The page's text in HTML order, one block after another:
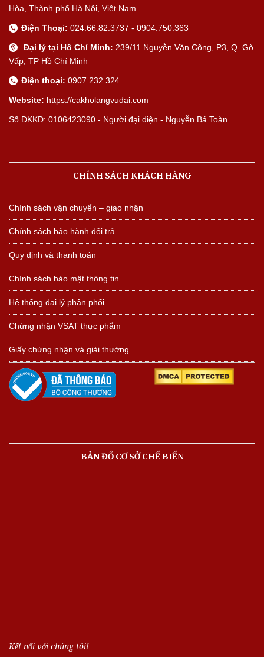
Hòa, Thành phố Hà Nội, Việt Nam
Điện Thoại: 024.66.82.3737 - 0904.750.363
Đại lý tại Hồ Chí Minh: 239/11 Nguyễn Văn Công, P3, Q. Gò
Vấp, TP Hồ Chí Minh
Điện thoại: 0907.232.324
Website: https://cakholangvudai.com
Số ĐKKD: 0106423090 - Người đại diện - Nguyễn Bá Toàn
CHÍNH SÁCH KHÁCH HÀNG
Chính sách vận chuyển – giao nhận
Chính sách bảo hành đổi trả
Quy định và thanh toán
Chính sách bảo mật thông tin
Hệ thống đại lý phân phối
Chứng nhận VSAT thực phẩm
Giấy chứng nhận và giải thưởng
BẢN ĐỒ CƠ SỞ CHẾ BIẾN
Kết nối với chúng tôi!